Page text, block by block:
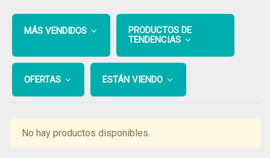
MÁS VENDIDOS
PRODUCTOS DE
TENDENCIAS
OFERTAS ESTÁN VIENDO
No hay productos disponibles.